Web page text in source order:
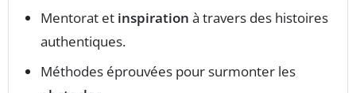
Mentorat et inspiration à travers des histoires
authentiques.
Méthodes éprouvées pour surmonter les